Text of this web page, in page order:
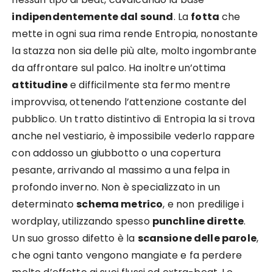
indipendentemente dal sound. La fotta che
mette in ogni sua rima rende Entropia, nonostante
la stazza non sia delle più alte, molto ingombrante
da affrontare sul palco. Ha inoltre un’ottima
attitudinee difficilmente sta fermo mentre
improvvisa, ottenendo l’attenzione costante del
pubblico. Un tratto distintivo di Entropia la si trova
anche nel vestiario, è impossibile vederlo rappare
con addosso un giubbotto o una copertura
pesante, arrivando al massimo a una felpa in
profondo inverno. Non è specializzato in un
determinatoschema metrico, e non predilige i
wordplay, utilizzando spesso punchline dirette.
Un suo grosso difetto è la scansione delle parole,
che ogni tanto vengono mangiate e fa perdere